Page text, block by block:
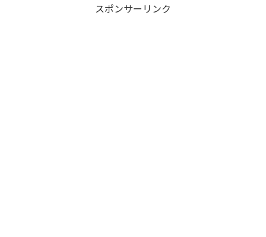
スポンサーリンク